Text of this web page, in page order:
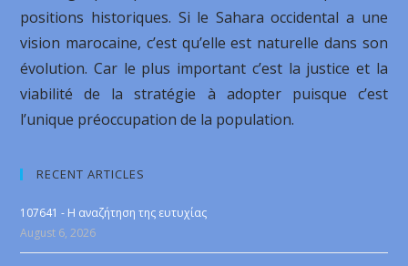
positions historiques. Si le Sahara occidental a une
vision marocaine, c’est qu’elle est naturelle dans son
évolution. Car le plus important c’est la justice et la
viabilité de la stratégie à adopter puisque c’est
l’unique préoccupation de la population.
RECENT ARTICLES
107641 - Η αναζήτηση της ευτυχίας
August 6, 2026